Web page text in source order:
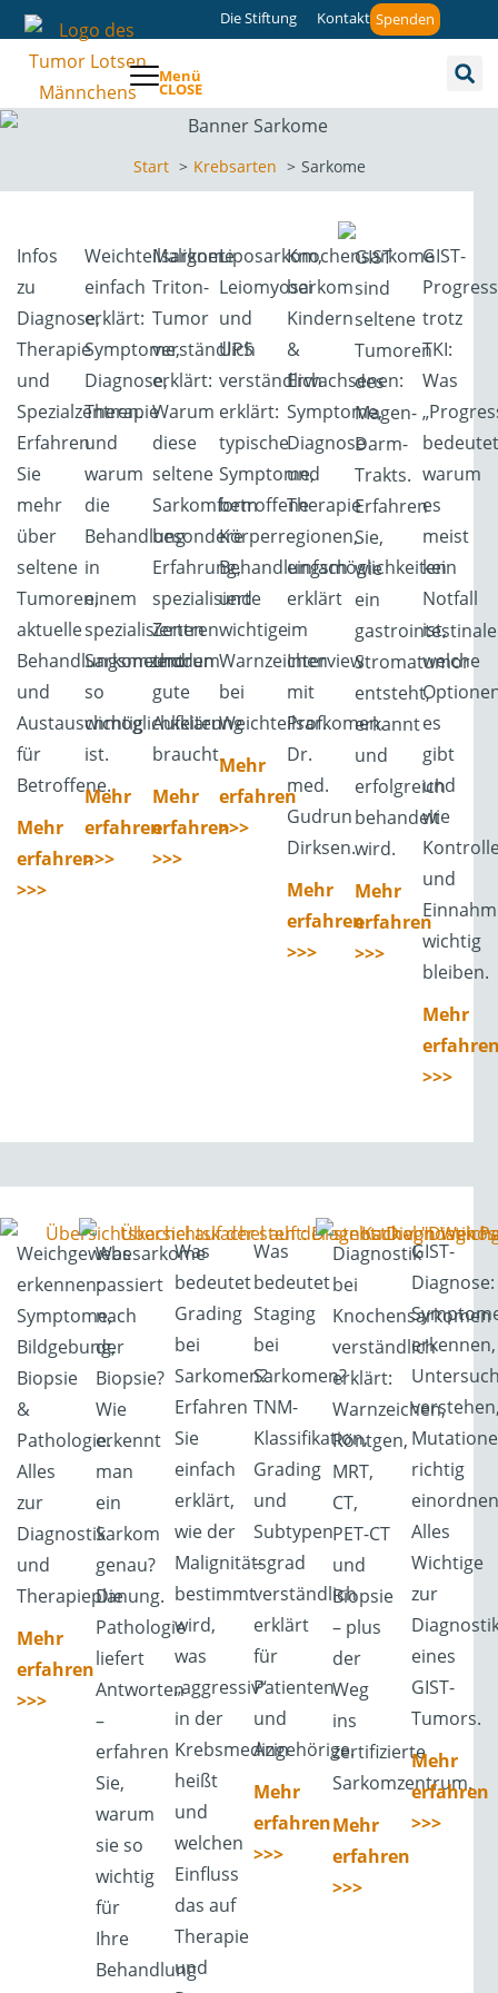
Die Stiftung Kontakt Spenden
Menü
CLOSE
Start Krebsarten Sarkome
Infos
zu
Diagnose,
Therapie
und
Spezialzentren.
Erfahren
Sie
mehr
über
seltene
Tumoren,
aktuelle
Behandlungsmethoden
und
Austauschmöglichkeiten
für
Betroffene.
Mehr
erfahren
>>>
Weichteilsarkome
einfach
erklärt:
Symptome,
Diagnose,
Therapie
und
warum
die
Behandlung
in
einem
spezialisierten
Sarkomzentrum
so
wichtig
ist.
Mehr
erfahren
>>>
Maligner
Triton-
Tumor
verständlich
erklärt:
Warum
diese
seltene
Sarkomform
besondere
Erfahrung,
spezialisierte
Zentren
und
gute
Aufklärung
braucht.
Mehr
erfahren
>>>
Liposarkom,
Leiomyosarkom
und
UPS
verständlich
erklärt:
typische
Symptome,
betroffene
Körperregionen,
Behandlungsmöglichkeiten
und
wichtige
Warnzeichen
bei
Weichteilsarkomen.
Mehr
erfahren
>>>
Knochensarkome
bei
Kindern
&
Erwachsenen:
Symptome,
Diagnose
und
Therapie
–
einfach
erklärt
im
Interview
mit
Prof.
Dr.
med.
Gudrun
Dirksen.
Mehr
erfahren
>>>
GIST
sind
seltene
Tumoren
des
Magen-
Darm-
Trakts.
Erfahren
Sie,
wie
ein
Stromatumor
entsteht,
erkannt
und
erfolgreich
behandelt
wird.
Mehr
erfahren
>>>
GIST-
Progress
trotz
TKI:
Was
warum
es
meist
kein
Notfall
ist,
welche
es
gibt
und
wie
und
wichtig
bleiben.
Mehr
>>>
Weichgewebesarkome
erkennen:
Symptome,
Bildgebung,
Biopsie
&
Pathologie.
Alles
zur
Diagnostik
und
Therapieplanung.
Mehr
erfahren
>>>
Was
passiert
nach
der
Biopsie?
Wie
erkennt
man
ein
Sarkom
genau?
Die
Pathologie
liefert
Antworten
–
erfahren
Sie,
warum
sie so
wichtig
für
Ihre
Behandlung
Was
bedeutet
Grading
bei
Sarkomen?
Erfahren
Sie
einfach
erklärt,
wie der
Malignitätsgrad
bestimmt
wird,
was
„aggressiv“
in der
Krebsmedizin
heißt
und
welchen
Einfluss
das auf
Therapie
und
Was
bedeutet
Staging
bei
Sarkomen?
TNM-
Klassifikation,
Grading
und
Subtypen
–
verständlich
erklärt
für
Patienten
und
Angehörige.
Mehr
erfahren
>>>
Diagnostik
bei
Knochensarkomen
verständlich
erklärt:
Warnzeichen,
Röntgen,
MRT,
CT,
PET-CT
und
Biopsie
– plus
der
Weg
ins
zertifizierte
Sarkomzentrum.
Mehr
erfahren
>>>
GIST-
Diagnose:
erkennen,
richtig
Alles
Wichtige
zur
eines
GIST-
Tumors.
Mehr
erfahren
>>>